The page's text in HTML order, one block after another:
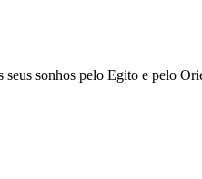
sonhos pelo Egito e pelo